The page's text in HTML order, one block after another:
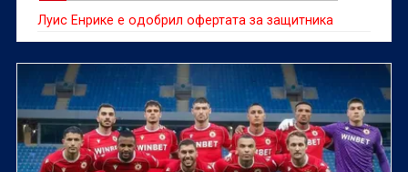
Луис Енрике е одобрил офертата за защитника